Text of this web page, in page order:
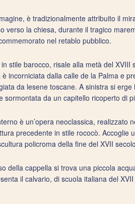
è tradizionalmente attribuito il
verso la chiesa, durante il tragico
nel retablo pubblico.
stile barocco, risale alla metà del
è incorniciata dalla calle de la Palma e
da lesene toscane. A sinistra si
sormontata da un capitello ricoperto di
è un’opera neoclassica, realizzato
precedente in stile rococò. Accoglie
policroma della fine del XVII
della cappella si trova una piccola
il calvario, di scuola italiana del